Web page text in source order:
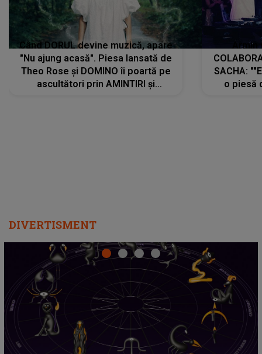
Când DORUL devine muzică, apare
"Nu ajung acasă". Piesa lansată de
Theo Rose și DOMINO îi poartă pe
ascultători prin AMINTIRI și
SACHA:
o piesă
DIVERTISMENT